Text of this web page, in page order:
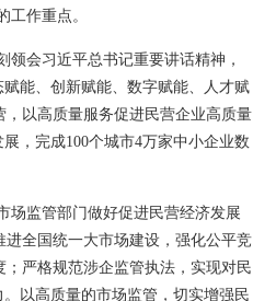
作重点。
会习近平总书记重要讲话精神，
能、创新赋能、数字赋能、人才赋
以高质量服务促进民营企业高质量
，完成100个城市4万家中小企业数
场监管部门做好促进民营经济发展
全国统一大市场建设，强化公平竞
严格规范涉企监管执法，实现对民
以高质量的市场监管，切实增强民